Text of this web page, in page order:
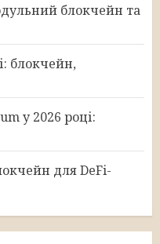
блокчейн та
блокчейн,
у 2026 році:
для DeFi-